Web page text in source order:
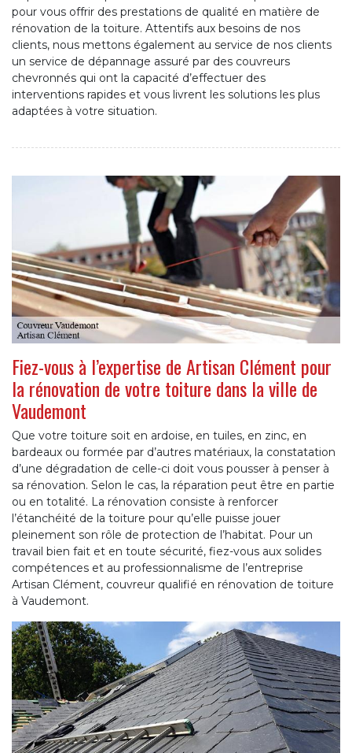
pour vous offrir des prestations de qualité en matière de
rénovation de la toiture. Attentifs aux besoins de nos
clients, nous mettons également au service de nos clients
un service de dépannage assuré par des couvreurs
chevronnés qui ont la capacité d’effectuer des
interventions rapides et vous livrent les solutions les plus
adaptées à votre situation.
Fiez-vous à l’expertise de Artisan Clément pour
la rénovation de votre toiture dans la ville de
Vaudemont
Que votre toiture soit en ardoise, en tuiles, en zinc, en
bardeaux ou formée par d’autres matériaux, la constatation
d’une dégradation de celle-ci doit vous pousser à penser à
sa rénovation. Selon le cas, la réparation peut être en partie
ou en totalité. La rénovation consiste à renforcer
l’étanchéité de la toiture pour qu’elle puisse jouer
pleinement son rôle de protection de l’habitat. Pour un
travail bien fait et en toute sécurité, fiez-vous aux solides
compétences et au professionnalisme de l’entreprise
Artisan Clément, couvreur qualifié en rénovation de toiture
à Vaudemont.